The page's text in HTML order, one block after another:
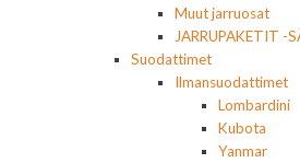
Muut jarruosat
JARRUPAKETIT -
Suodattimet
Ilmansuodattimet
Lombardini
Kubota
Yanmar